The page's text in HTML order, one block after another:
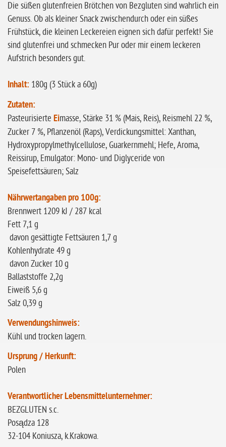
glutenfrei
ohne
Sonnenblumen
ohne Palmöl
Die süßen glutenfreien Brötchen von Bezgluten sind wahrlich ein
Genuss. Ob als kleiner Snack zwischendurch oder ein süßes
Frühstück, die kleinen Leckereien eignen sich dafür perfekt! Sie
sind glutenfrei und schmecken Pur oder mir einem leckeren
Aufstrich besonders gut.
Inhalt: 180g (3 Stück a 60g)
Zutaten:
Pasteurisierte Eimasse, Stärke 31 % (Mais, Reis), Reismehl 22 %,
Zucker 7 %, Pflanzenöl (Raps), Verdickungsmittel: Xanthan,
Hydroxypropylmethylcellulose, Guarkernmehl; Hefe, Aroma,
Reissirup, Emulgator: Mono- und Diglyceride von
Speisefettsäuren; Salz
Nährwertangaben pro 100g:
Brennwert 1209 kJ / 287 kcal
Fett 7,1 g
davon gesättigte Fettsäuren 1,7 g
Kohlenhydrate 49 g
davon Zucker 10 g
Ballaststoffe 2,2g
Eiweiß 5,6 g
Salz 0,39 g
Verwendungshinweis:
Kühl und trocken lagern.
Ursprung / Herkunft:
Polen
Verantwortlicher Lebensmittelunternehmer:
BEZGLUTEN s.c.
Posądza 128
32-104 Koniusza, k.Krakowa.